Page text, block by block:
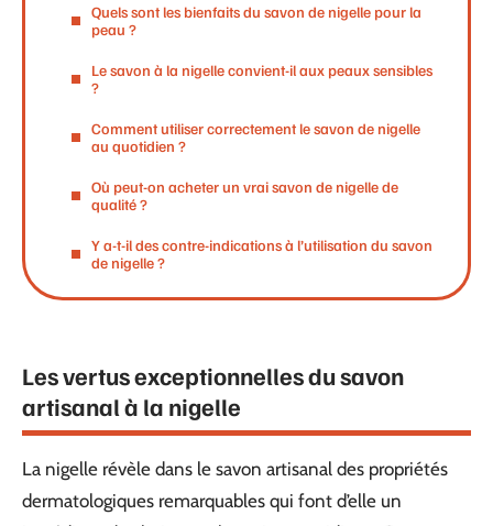
Quels sont les bienfaits du savon de nigelle pour la
peau ?
Le savon à la nigelle convient-il aux peaux sensibles
?
Comment utiliser correctement le savon de nigelle
au quotidien ?
Où peut-on acheter un vrai savon de nigelle de
qualité ?
Y a-t-il des contre-indications à l’utilisation du savon
de nigelle ?
Les vertus exceptionnelles du savon
artisanal à la nigelle
La nigelle révèle dans le savon artisanal des propriétés
dermatologiques remarquables qui font d’elle un